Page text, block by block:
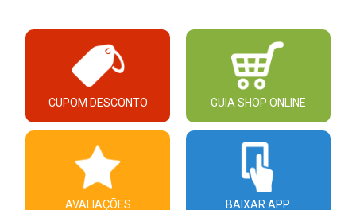
CUPOM DESCONTO GUIA SHOP ONLINE
AVALIAÇÕES BAIXAR APP